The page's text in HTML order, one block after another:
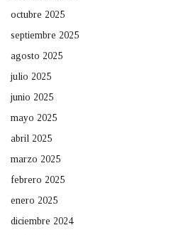
octubre 2025
septiembre 2025
agosto 2025
julio 2025
junio 2025
mayo 2025
abril 2025
marzo 2025
febrero 2025
enero 2025
diciembre 2024